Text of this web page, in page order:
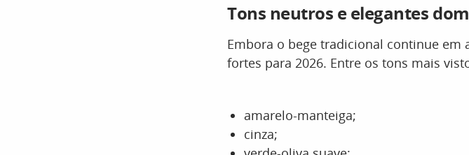
Tons neutros e elegantes
Embora o bege tradicional continue em
fortes para 2026. Entre os tons mais
amarelo-manteiga;
cinza;